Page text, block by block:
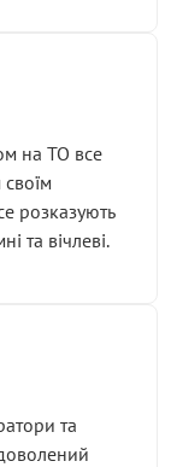
на ТО все
розказують
та вічлеві.
та